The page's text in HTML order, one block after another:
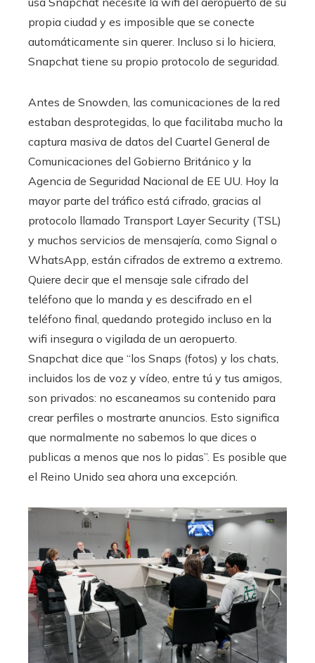
propia ciudad y es imposible que se conecte
automáticamente sin querer. Incluso si lo hiciera,
Snapchat tiene su propio protocolo de seguridad.
Antes de Snowden, las comunicaciones de la red
estaban desprotegidas, lo que facilitaba mucho la
captura masiva de datos del Cuartel General de
Comunicaciones del Gobierno Británico y la
Agencia de Seguridad Nacional de EE UU. Hoy la
mayor parte del tráfico está cifrado, gracias al
protocolo llamado Transport Layer Security (TSL)
y muchos servicios de mensajería, como Signal o
WhatsApp, están cifrados de extremo a extremo.
Quiere decir que el mensaje sale cifrado del
teléfono que lo manda y es descifrado en el
teléfono final, quedando protegido incluso en la
wifi insegura o vigilada de un aeropuerto.
Snapchat dice que “los Snaps (fotos) y los chats,
incluidos los de voz y vídeo, entre tú y tus amigos,
son privados: no escaneamos su contenido para
crear perfiles o mostrarte anuncios. Esto significa
que normalmente no sabemos lo que dices o
publicas a menos que nos lo pidas”. Es posible que
el Reino Unido sea ahora una excepción.